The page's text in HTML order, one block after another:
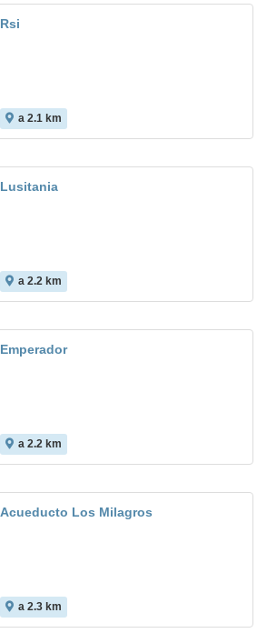
Rsi
a 2.1 km
Lusitania
a 2.2 km
Emperador
a 2.2 km
Acueducto Los Milagros
a 2.3 km